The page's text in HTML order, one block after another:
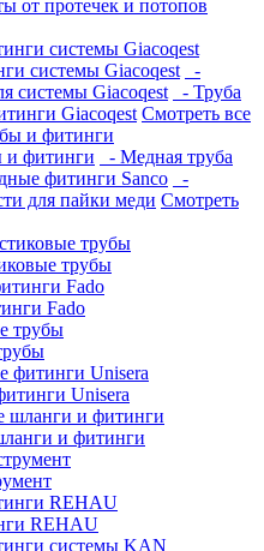
от протечек и потопов
системы Giacoqest
-
системы Giacoqest
- Труба
Giacoqest Смотреть все
фитинги
- Медная труба
фитинги Sanco
-
для пайки меди Смотреть
трубы
Fado
Unisera
и фитинги
REHAU